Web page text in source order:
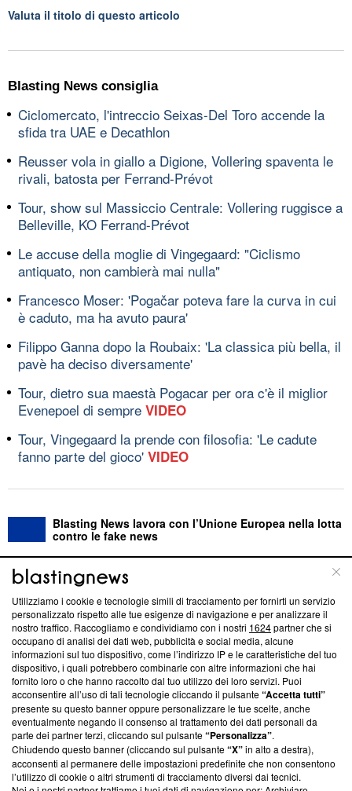
Valuta il titolo di questo articolo
Blasting News consiglia
Ciclomercato, l'intreccio Seixas-Del Toro accende la
sfida tra UAE e Decathlon
Reusser vola in giallo a Digione, Vollering spaventa le
rivali, batosta per Ferrand-Prévot
Tour, show sul Massiccio Centrale: Vollering ruggisce a
Belleville, KO Ferrand-Prévot
Le accuse della moglie di Vingegaard: "Ciclismo
antiquato, non cambierà mai nulla"
Francesco Moser: 'Pogačar poteva fare la curva in cui
è caduto, ma ha avuto paura'
Filippo Ganna dopo la Roubaix: 'La classica più bella, il
pavè ha deciso diversamente'
Tour, dietro sua maestà Pogacar per ora c'è il miglior
Evenepoel di sempre VIDEO
Tour, Vingegaard la prende con filosofia: 'Le cadute
fanno parte del gioco' VIDEO
Blasting News lavora con l’Unione Europea nella lotta
contro le fake news
ABOUT LINEA EDITORIALE
Questa sezione offre informazioni trasparenti su Blasting
News, sui nostri processi editoriali e su come ci impegniamo a
creare news di qualità. Inoltre, afferma la nostra aderenza a
‘Trust Project - News with Integrity’Blasting News non è
ancora membro del programma, ma ha richiesto di farne
parte; Trust Project non ha ancora effettuato una verifica di
conformità agli standard.
Su di noi
Team editoriale
Utilizziamo i cookie e tecnologie simili di tracciamento per fornirti un servizio
personalizzato rispetto alle tue esigenze di navigazione e per analizzare il
nostro traffico. Raccogliamo e condividiamo con i nostri 1624partner che si
occupano di analisi dei dati web, pubblicità e social media, alcune
informazioni sul tuo dispositivo, come l’indirizzo IP e le caratteristiche del tuo
dispositivo, i quali potrebbero combinarle con altre informazioni che hai
fornito loro o che hanno raccolto dal tuo utilizzo dei loro servizi. Puoi
acconsentire all’uso di tali tecnologie cliccando il pulsante“Accetta tutti”
presente su questo banner oppure personalizzare le tue scelte, anche
eventualmente negando il consenso al trattamento dei dati personali da
parte dei partner terzi, cliccando sul pulsante“Personalizza”.
Chiudendo questo banner (cliccando sul pulsante“X”in alto a destra),
acconsenti al permanere delle impostazioni predefinite che non consentono
l’utilizzo di cookie o altri strumenti di tracciamento diversi dai tecnici.